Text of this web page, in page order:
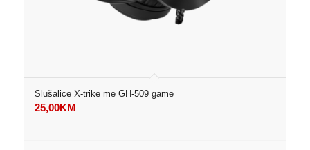
Slušalice X-trike me GH-509 game
25,00KM